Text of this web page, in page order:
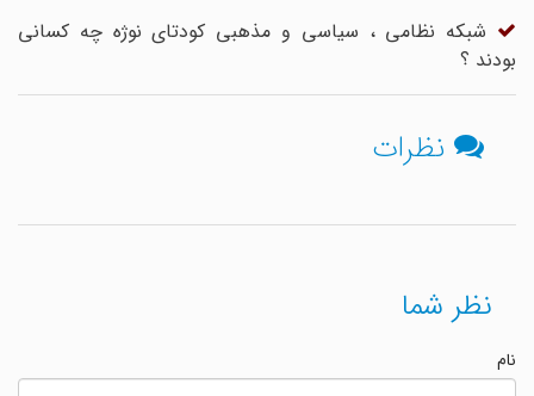
شبکه نظامی ، سیاسی و مذهبی کودتای نوژه چه کسانی
بودند ؟
نظرات
نظر شما